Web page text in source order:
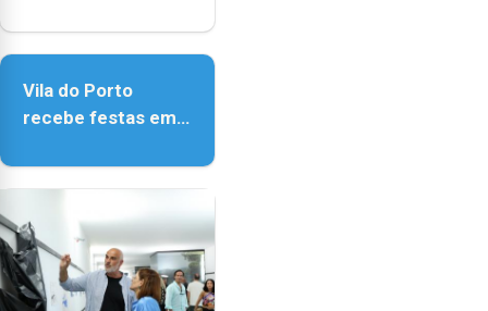
de Vila do Porto
Vila do Porto
recebe festas em
Senhora da